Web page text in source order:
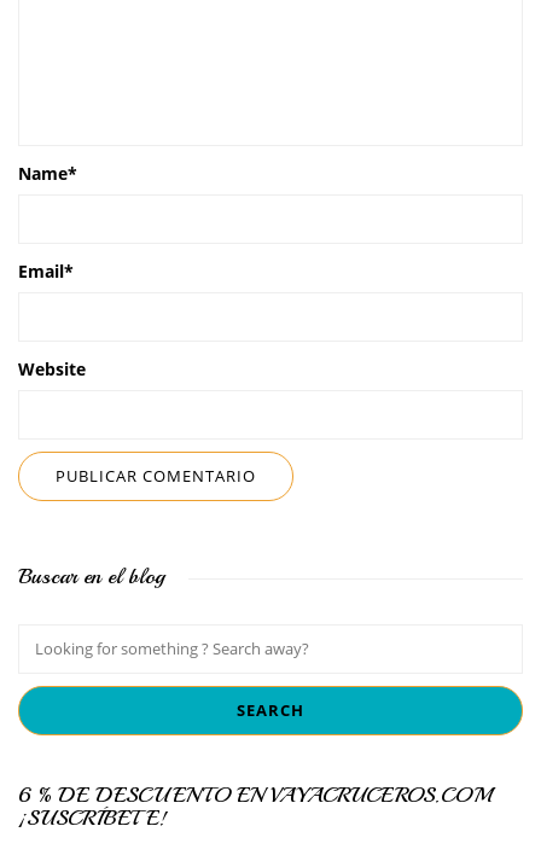
Name*
Email*
Website
Buscar en el blog
6 % DE DESCUENTO EN VAYACRUCEROS.COM
¡SUSCRÍBETE!